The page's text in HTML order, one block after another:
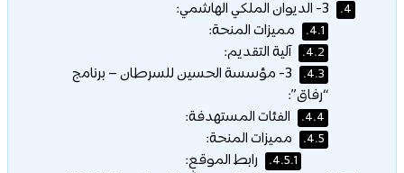
4.
4.1. مميزات المنحة:
4.2. آلية التقديم:
4.3.
3- مؤسسة الحسين للسرطان – برنامج
“رفاق”:
4.4. الفئات المستهدفة:
4.5. مميزات المنحة:
4.5.1. رابط الموقع: